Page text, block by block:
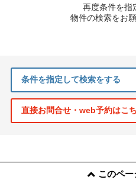
再度条件を指
物件の検索をお
条件を指定して検索をする
直接お問合せ・web予約はこ
このペ